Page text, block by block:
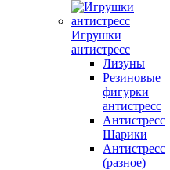
Игрушки
антистресс
Лизуны
Резиновые
фигурки
антистресс
Антистресс
Шарики
Антистресс
(разное)